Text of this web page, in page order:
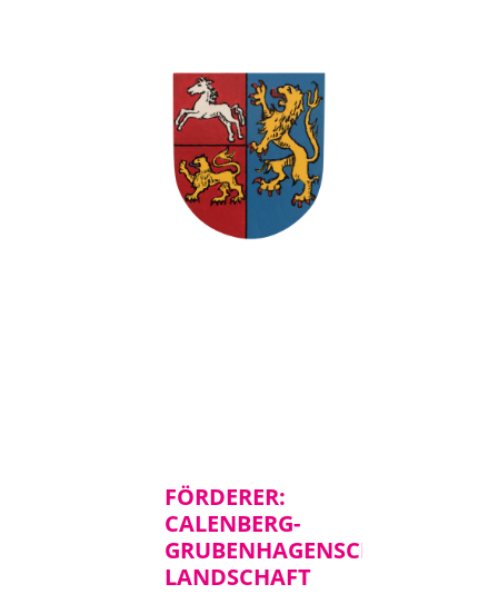
FÖRDERER:
CALENBERG-
GRUBENHAGENSCHE
LANDSCHAFT